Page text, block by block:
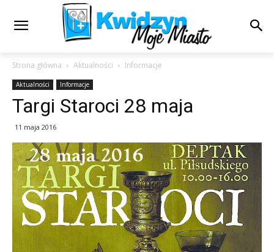
Strona główna Aktualności Informacje
Aktualności Informacje
Targi Staroci 28 maja
11 maja 2016